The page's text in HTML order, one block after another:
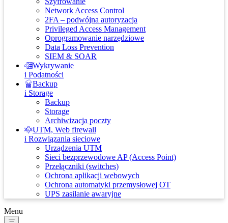
Network Access Control
2FA – podwójna autoryzacja
Privileged Access Management
Oprogramowanie narzędziowe
Data Loss Prevention
SIEM & SOAR
Wykrywanie
i Podatności
Backup
i Storage
Backup
Storage
Archiwizacja poczty
UTM, Web firewall
i Rozwiązania sieciowe
Urządzenia UTM
Sieci bezprzewodowe AP (Access Point)
Przełączniki (switches)
Ochrona aplikacji webowych
Ochrona automatyki przemysłowej OT
UPS zasilanie awaryjne
Menu